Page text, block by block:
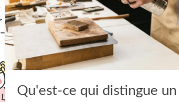
Qu'est-ce qui distingue